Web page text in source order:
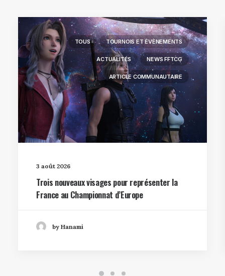
TOUS TOURNOIS ET ÉVÈNEMENTS
ACTUALITÉS NEWS FFTCG
ARTICLE COMMUNAUTAIRE
3 août 2026
Trois nouveaux visages pour représenter la
France au Championnat d’Europe
by Hanami